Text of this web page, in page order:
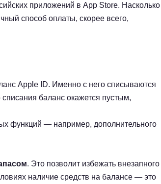
приложений в App Store. Насколько
способ оплаты, скорее всего,
Apple ID. Именно с него списываются
баланс окажется пустым,
функций — например, дополнительного
. Это позволит избежать внезапного
наличие средств на балансе — это